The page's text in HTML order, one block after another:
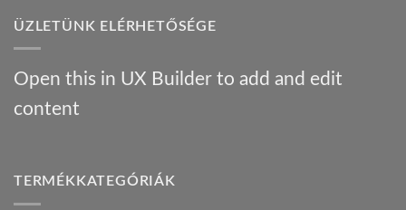
bejegyzéshez
csoda
ÜZLETÜNK ELÉRHETŐSÉGE
Open this in UX Builder to add and edit
content
TERMÉKKATEGÓRIÁK